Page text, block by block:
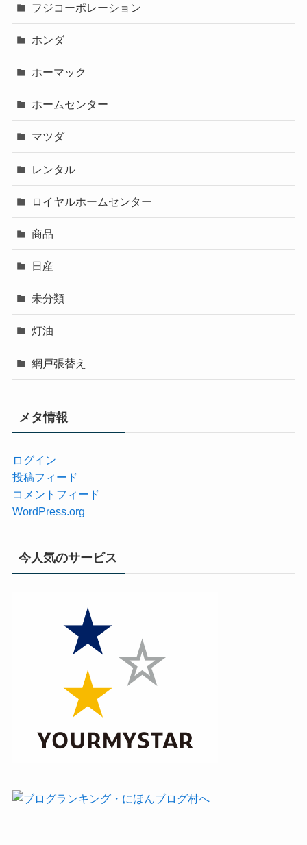
フジコーポレーション
ホンダ
ホーマック
ホームセンター
マツダ
レンタル
ロイヤルホームセンター
商品
日産
未分類
灯油
網戸張替え
メタ情報
ログイン
投稿フィード
コメントフィード
WordPress.org
今人気のサービス